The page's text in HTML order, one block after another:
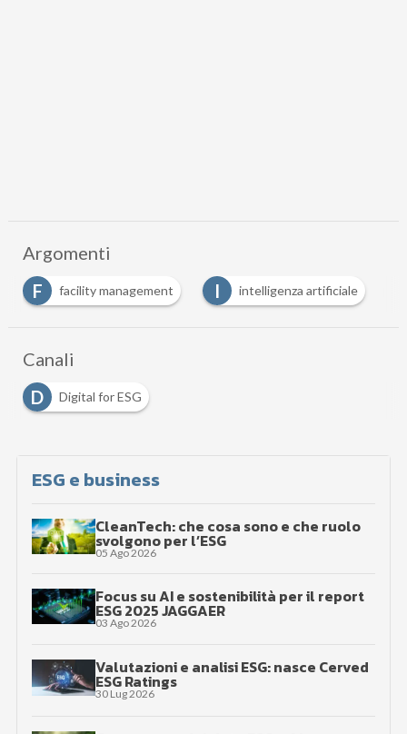
Argomenti
F
facility management I intelligenza artificiale
Canali
D
Digital for ESG
ESG e business
CleanTech: che cosa sono e che ruolo
svolgono per l’ESG
05 Ago 2026
Focus su AI e sostenibilità per il report
ESG 2025 JAGGAER
03 Ago 2026
Valutazioni e analisi ESG: nasce Cerved
ESG Ratings
30 Lug 2026